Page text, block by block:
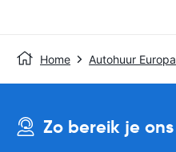
Home Autohuur Europa
Zo bereik je ons